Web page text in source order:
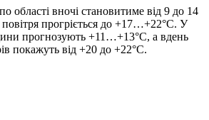
області вночі становитиме від 9 до 14
повітря прогріється до +17…+22°C. У
прогнозують +11…+13°C, а вдень
покажуть від +20 до +22°C.